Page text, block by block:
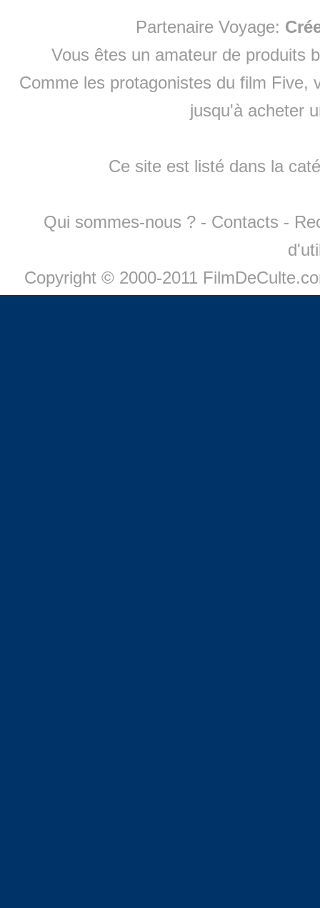
Partenaire Voyage:
Vous êtes un amateur de produits
Comme les protagonistes du film Five,
jusqu'à acheter
Ce site est listé dans la
Qui sommes-nous ? - Contacts -
Copyright © 2000-2011